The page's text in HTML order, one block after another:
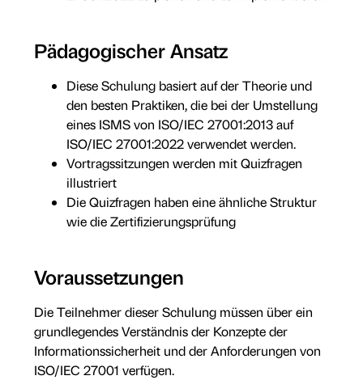
Pädagogischer Ansatz
Diese Schulung basiert auf der Theorie und
den besten Praktiken, die bei der Umstellung
eines ISMS von ISO/IEC 27001:2013 auf
ISO/IEC 27001:2022 verwendet werden.
Vortragssitzungen werden mit Quizfragen
illustriert
Die Quizfragen haben eine ähnliche Struktur
wie die Zertifizierungsprüfung
Voraussetzungen
Die Teilnehmer dieser Schulung müssen über ein
grundlegendes Verständnis der Konzepte der
Informationssicherheit und der Anforderungen von
ISO/IEC 27001 verfügen.